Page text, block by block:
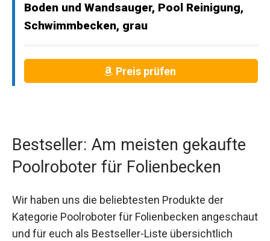
Boden und Wandsauger, Pool Reinigung,
Schwimmbecken, grau
Preis prüfen
Bestseller: Am meisten gekaufte
Poolroboter für Folienbecken
Wir haben uns die beliebtesten Produkte der
Kategorie Poolroboter für Folienbecken angeschaut
und für euch als Bestseller-Liste übersichtlich